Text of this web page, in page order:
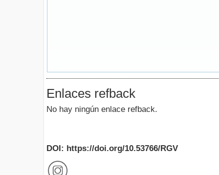
Enlaces refback
No hay ningún enlace refback.
DOI: https://doi.org/10.53766/RGV